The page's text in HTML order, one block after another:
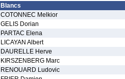
Blancs
COTONNEC Melkior
GELIS Dorian
PARTAC Elena
LICAYAN Albert
DAURELLE Herve
KIRSZENBERG Marc
RENOUARD Ludovic